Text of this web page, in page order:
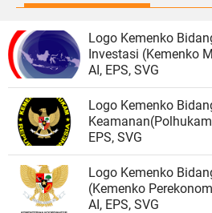
Logo Kemenko
Investasi (Kemenko
AI, EPS, SVG
Logo Kemenko
EPS, SVG
Logo Kemenko
(Kemenko
AI, EPS, SVG